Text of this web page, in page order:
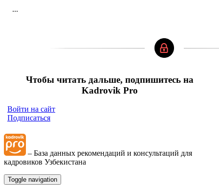
...
Чтобы читать дальше, подпишитесь на
Kadrovik Pro
Войти на сайт
Подписаться
– База данных рекомендаций и консультаций для
кадровиков Узбекистана
Toggle navigation